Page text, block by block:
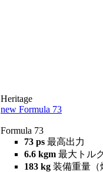
Heritage
new Formula 73
Formula 73
73 ps 最高出力
6.6 kgm 最大トル
183 kg 装備重量（